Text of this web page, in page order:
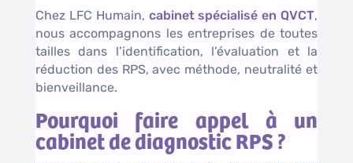
Chez LFC Humain, cabinet spécialisé en QVCT,
nous accompagnons les entreprises de toutes
tailles dans l’identification, l’évaluation et la
réduction des RPS, avec méthode, neutralité et
bienveillance.
Pourquoi faire appel à un
cabinet de diagnostic RPS ?